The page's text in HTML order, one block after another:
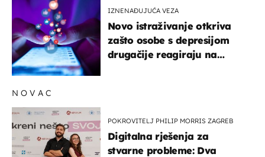
IZNENAĐUJUĆA VEZA
Novo istraživanje otkriva
zašto osobe s depresijom
drugačije reagiraju na
NOVAC
POKROVITELJ PHILIP MORRIS ZAGREB
Digitalna rješenja za
stvarne probleme: Dva